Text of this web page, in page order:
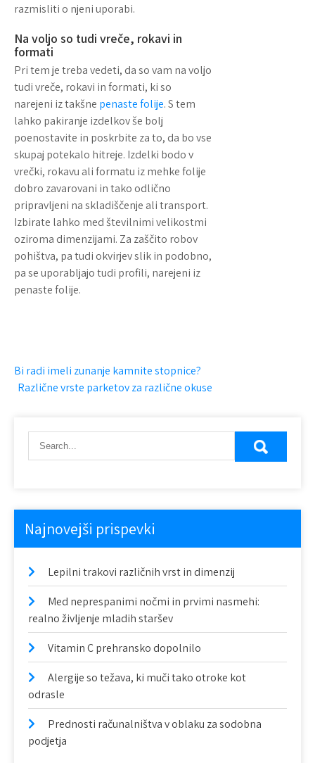
razmisliti o njeni uporabi.
Na voljo so tudi vreče, rokavi in
formati
Pri tem je treba vedeti, da so vam na voljo
tudi vreče, rokavi in formati, ki so
narejeni iz takšne penaste folije. S tem
lahko pakiranje izdelkov še bolj
poenostavite in poskrbite za to, da bo vse
skupaj potekalo hitreje. Izdelki bodo v
vrečki, rokavu ali formatu iz mehke folije
dobro zavarovani in tako odlično
pripravljeni na skladiščenje ali transport.
Izbirate lahko med številnimi velikostmi
oziroma dimenzijami. Za zaščito robov
pohištva, pa tudi okvirjev slik in podobno,
pa se uporabljajo tudi profili, narejeni iz
penaste folije.
N
a
a
i
Bi radi imeli zunanje kamnite stopnice?
Različne vrste parketov za različne okuse
Najnovejši prispevki
Lepilni trakovi različnih vrst in dimenzij
Med neprespanimi nočmi in prvimi nasmehi:
realno življenje mladih staršev
Vitamin C prehransko dopolnilo
Alergije so težava, ki muči tako otroke kot
odrasle
Prednosti računalništva v oblaku za sodobna
podjetja